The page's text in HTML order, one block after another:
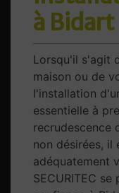
à Bidart
Lorsqu'il s'agit
maison ou de
l'installation
essentielle à
recrudescence
non désirées,
adéquatement
SECURITEC